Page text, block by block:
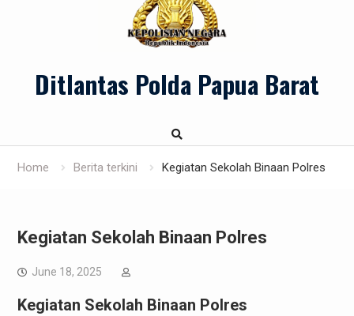
Ditlantas Polda Papua Barat
Home Berita terkini Kegiatan Sekolah Binaan Polres
Kegiatan Sekolah Binaan Polres
June 18, 2025
Kegiatan Sekolah Binaan Polres